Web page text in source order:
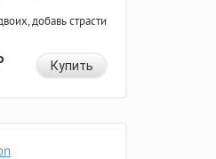
добавь страсти
Купить